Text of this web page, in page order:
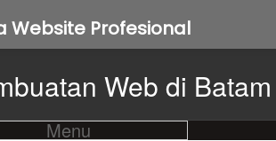
Menu
Website Profesional